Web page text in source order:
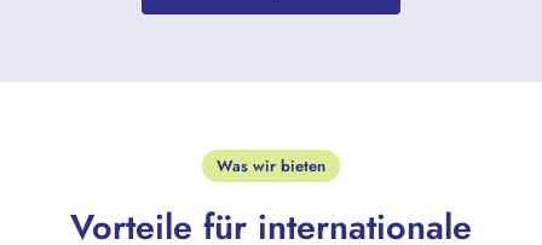
Was wir bieten
Vorteile für internationale